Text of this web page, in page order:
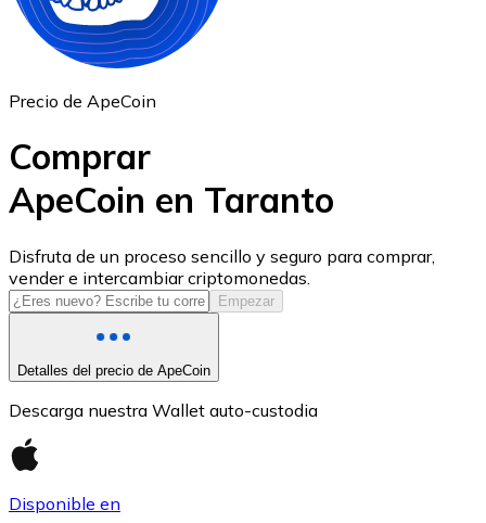
USD Coin
USDC
Precio de ApeCoin
Comprar
ApeCoin en Taranto
Disfruta de un proceso sencillo y seguro para comprar,
vender e intercambiar criptomonedas.
Empezar
Detalles del precio de ApeCoin
Descarga nuestra Wallet auto-custodia
Disponible en